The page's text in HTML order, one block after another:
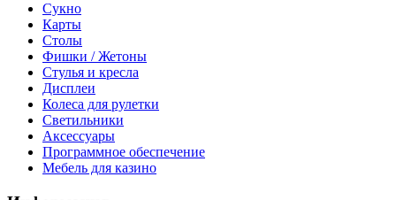
Сукно
Карты
Столы
Фишки / Жетоны
Стулья и кресла
Дисплеи
Колеса для рулетки
Светильники
Аксессуары
Программное обеспечение
Мебель для казино